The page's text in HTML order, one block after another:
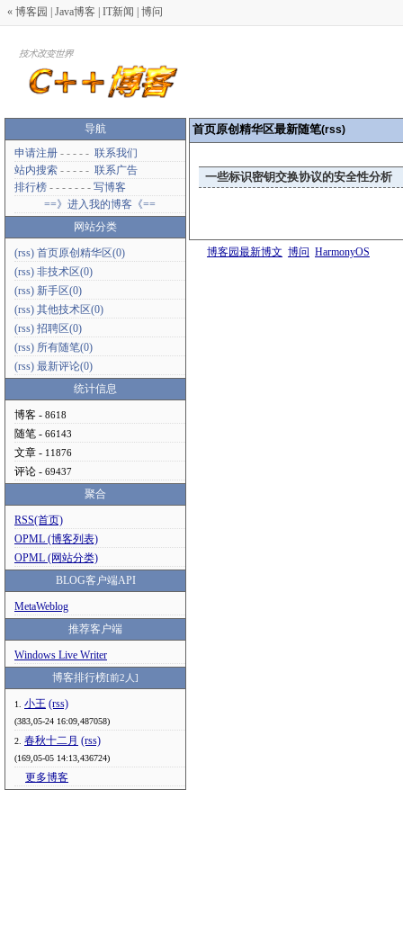
« 博客园 Java博客 IT新闻 博问
首页原创精华区最新随笔(rss)
一些标识密钥交换协议的安全性分析
导航
申请注册 - - - - - 联系我们
站内搜索 - - - - - 联系广告
排行榜 - - - - - - - 写博客
==》进入我的博客《==
网站分类
(rss) 首页原创精华区(0)
(rss) 非技术区(0)
(rss) 新手区(0)
(rss) 其他技术区(0)
(rss) 招聘区(0)
(rss) 所有随笔(0)
(rss) 最新评论(0)
统计信息
博客 - 8618
随笔 - 66143
文章 - 11876
评论 - 69437
聚合
RSS(首页)
OPML (博客列表)
OPML (网站分类)
BLOG客户端API
MetaWeblog
推荐客户端
Windows Live Writer
博客排行榜[前2人]
1. 小王 (rss)
(383,05-24 16:09,487058)
2. 春秋十二月 (rss)
(169,05-05 14:13,436724)
更多博客
博客园最新博文 博问 HarmonyOS